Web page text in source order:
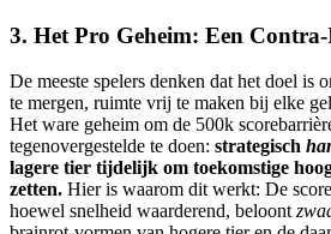
3. Het Pro Geheim: Een
De meeste spelers denken dat het doel is
te mergen, ruimte vrij te maken bij elke
Het ware geheim om de 500k
tegenovergestelde te doen: strategisch
lagere tier tijdelijk om toekomstige
zetten. Hier is waarom dit werkt: De
hoewel snelheid waarderend, beloont